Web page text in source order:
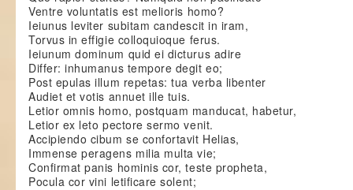
Ventre voluntatis est melioris homo?
Ieiunus leviter subitam candescit in iram,
Torvus in effigie colloquioque ferus.
Ieiunum dominum quid ei dicturus adire
Differ: inhumanus tempore degit eo;
Post epulas illum repetas: tua verba libenter
Audiet et votis annuet ille tuis.
Letior omnis homo, postquam manducat, habetur,
Letior ex leto pectore sermo venit.
Accipiendo cibum se confortavit Helias,
Immense peragens milia multa vie;
Confirmat panis hominis cor, teste propheta,
Pocula cor vini letificare solent;